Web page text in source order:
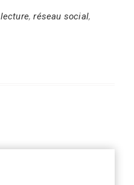
lecture,réseau social,